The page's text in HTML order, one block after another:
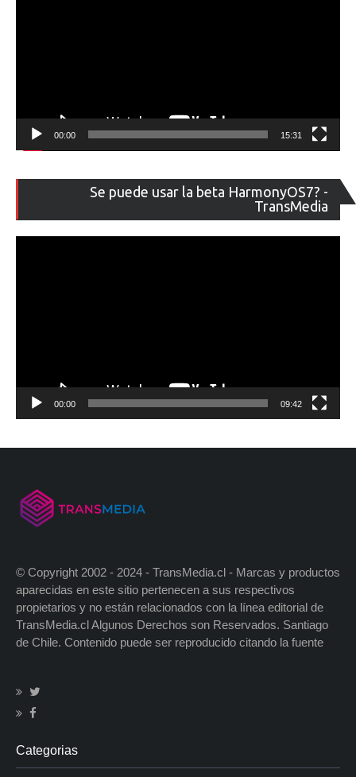
00:00 15:31
Se puede usar la beta HarmonyOS7? -
TransMedia
de
00:00 09:42
© Copyright 2002 - 2024 - TransMedia.cl - Marcas y productos
aparecidas en este sitio pertenecen a sus respectivos
propietarios y no están relacionados con la línea editorial de
TransMedia.cl Algunos Derechos son Reservados. Santiago
de Chile. Contenido puede ser reproducido citando la fuente
Categorias